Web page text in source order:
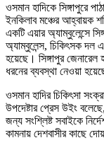
ওসমান হাদিকে সিঙ্গাপুরে
ইনকিলাব মঞ্চের আহ্বায়ক
একটি এয়ার অ্যাম্বুলেন্সে
অ্যাম্বুলেন্স, চিকিৎসক দল
হয়েছে। সিঙ্গাপুর জেনারেল
ধরনের ব্যবস্থা নেওয়া
ওসমান হাদির চিকিৎসা
উপদেষ্টার প্রেস উইং বলেছে,
জন্য সংশ্লিষ্ট সবাইকে
কামনায় দেশবাসীর কাছে